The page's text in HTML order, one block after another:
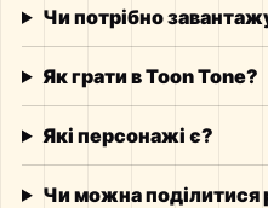
Чи потрібно
Як грати в Toon Tone?
Які персонажі є?
Чи можна поділитися